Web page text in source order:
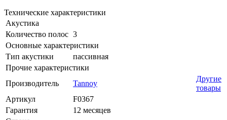
Технические характеристики
Акустика
Количество полос 3
Основные характеристики
Тип акустики
пассивная
Прочие характеристики
Производитель
Tannoy
Другие
товары
Артикул
F0367
Гарантия
12 месяцев